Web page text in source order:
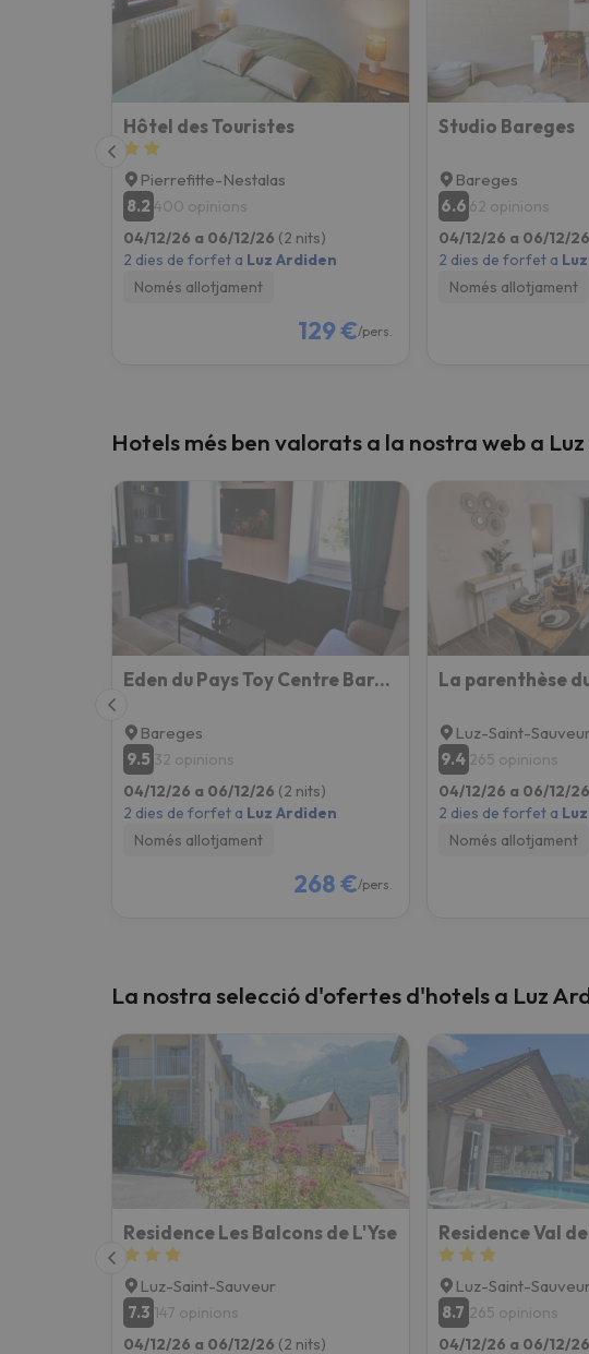
Hôtel des Touristes
Pierrefitte-Nestalas
8.2 400 opinions
04/12/26 a 06/12/26 (2 nits)
2 dies de forfet a Luz Ardiden
Només allotjament
129 €/pers.
Studio Bareges
Bareges
6.6 62 opinions
04/12/26 a 06/12/26
2 dies de forfet a
Només allotjament
Hotels més ben valorats a la nostra web a
Eden du Pays Toy Centre Bareges -établissement 3 étoiles
Bareges
9.5 32 opinions
04/12/26 a 06/12/26 (2 nits)
2 dies de forfet a Luz Ardiden
Només allotjament
268 €/pers.
Luz-Saint-
9.4 265 opinions
04/12/26 a 06/12/26
2 dies de forfet a
Només allotjament
La nostra selecció d'ofertes d'hotels a Luz
Residence Les Balcons de L'Yse
Luz-Saint-Sauveur
7.3 147 opinions
04/12/26 a 06/12/26 (2 nits)
Residence Val
Luz-Saint-
8.7 265 opinions
04/12/26 a 06/12/26